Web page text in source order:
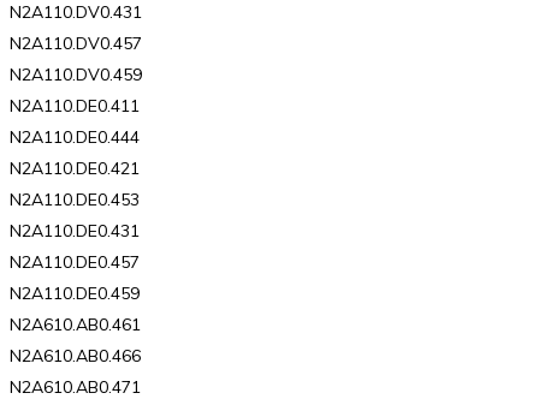
N2A110.DV0.431
N2A110.DV0.457
N2A110.DV0.459
N2A110.DE0.411
N2A110.DE0.444
N2A110.DE0.421
N2A110.DE0.453
N2A110.DE0.431
N2A110.DE0.457
N2A110.DE0.459
N2A610.AB0.461
N2A610.AB0.466
N2A610.AB0.471